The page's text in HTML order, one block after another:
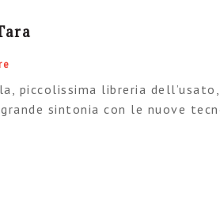
piccolissima libreria
grande sintonia con le nuove
funziona tutto. Queste